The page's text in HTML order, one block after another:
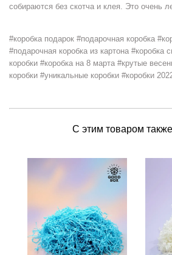
собираются без скотча и клея. Это очень
#коробка подарок #подарочная коробка
#подарочная коробка из картона #коробка
коробки #коробка на 8 марта #крутые
коробки #уникальные коробки #коробки
С этим товаром